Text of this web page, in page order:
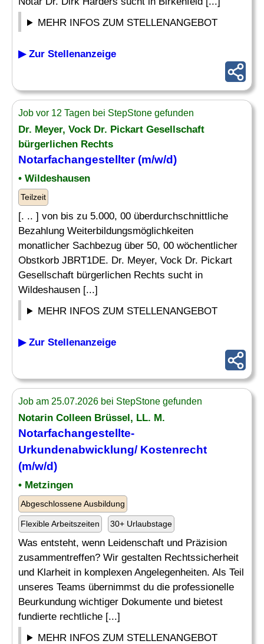
MEHR INFOS ZUM STELLENANGEBOT
▶ Zur Stellenanzeige
Job vor 12 Tagen bei StepStone gefunden
Dr. Meyer, Vock Dr. Pickart Gesellschaft
bürgerlichen Rechts
Notarfachangestellter(m/w/d)
• Wildeshausen
Teilzeit
[. .. ] von bis zu 5.000, 00 überdurchschnittliche
Bezahlung Weiterbildungsmöglichkeiten
monatlicher Sachbezug über 50, 00 wöchentlicher
Obstkorb JBRT1DE. Dr. Meyer, Vock Dr. Pickart
Gesellschaft bürgerlichen Rechts sucht in
Wildeshausen [...]
MEHR INFOS ZUM STELLENANGEBOT
▶ Zur Stellenanzeige
Job am 25.07.2026 bei StepStone gefunden
Notarin Colleen Brüssel, LL. M.
Notarfachangestellte-
Urkundenabwicklung/ Kostenrecht
(m/w/d)
• Metzingen
Abgeschlossene Ausbildung
Flexible Arbeitszeiten 30+ Urlaubstage
Was entsteht, wenn Leidenschaft und Präzision
zusammentreffen? Wir gestalten Rechtssicherheit
und Klarheit in komplexen Angelegenheiten. Als Teil
unseres Teams übernimmst du die professionelle
Beurkundung wichtiger Dokumente und bietest
fundierte rechtliche [...]
MEHR INFOS ZUM STELLENANGEBOT